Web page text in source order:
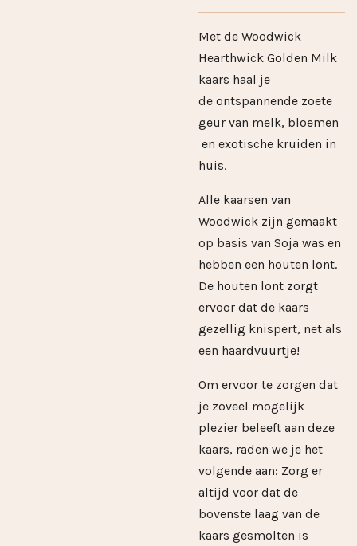
Met de Woodwick
Hearthwick Golden Milk
kaars haal je
de ontspannende zoete
geur van melk, bloemen
en exotische kruiden in
huis.
Alle kaarsen van
Woodwick zijn gemaakt
op basis van Soja was en
hebben een houten lont.
De houten lont zorgt
ervoor dat de kaars
gezellig knispert, net als
een haardvuurtje!
Om ervoor te zorgen dat
je zoveel mogelijk
plezier beleeft aan deze
kaars, raden we je het
volgende aan: Zorg er
altijd voor dat de
bovenste laag van de
kaars gesmolten is